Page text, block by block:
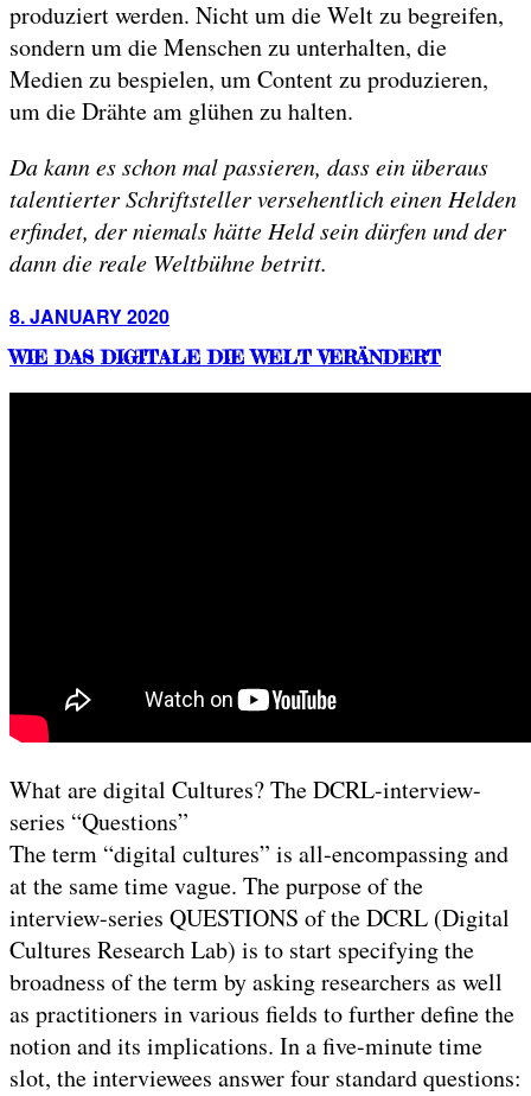
produziert werden. Nicht um die Welt zu begreifen,
sondern um die Menschen zu unterhalten, die
Medien zu bespielen, um Content zu produzieren,
um die Drähte am glühen zu halten.
Da kann es schon mal passieren, dass ein überaus
talentierter Schriftsteller versehentlich einen Helden
erfindet, der niemals hätte Held sein dürfen und der
dann die reale Weltbühne betritt.
Posted
8. JANUARY 2020
WIE DAS DIGITALE DIE WELT VERÄNDERT
What are digital Cultures? The DCRL-interview-
series “Questions”
The term “digital cultures” is all-encompassing and
at the same time vague. The purpose of the
interview-series QUESTIONS of the DCRL (Digital
Cultures Research Lab) is to start specifying the
broadness of the term by asking researchers as well
as practitioners in various fields to further define the
notion and its implications. In a five-minute time
slot, the interviewees answer four standard questions: